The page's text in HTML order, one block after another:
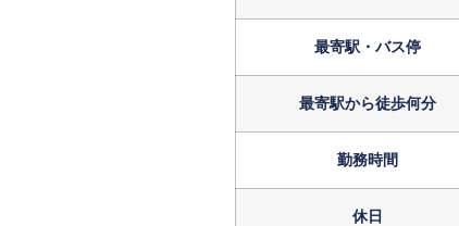
最寄駅・バス停
最寄駅から徒歩何分
勤務時間
休日